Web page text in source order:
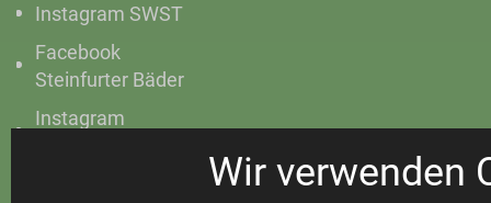
Wir verwenden
Instagram SWST
Facebook
Steinfurter Bäder
Instagram